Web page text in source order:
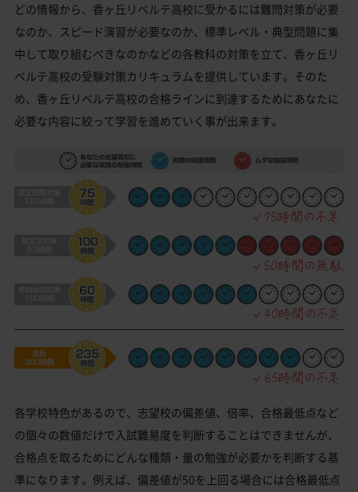
どの情報から、香ヶ丘リベルテ高校に受かるには難問対策が必要
なのか、スピード演習が必要なのか、標準レベル・典型問題に集
中して取り組むべきなのかなどの各教科の対策を立て、香ヶ丘リ
ベルテ高校の受験対策カリキュラムを提供しています。そのた
め、香ヶ丘リベルテ高校の合格ラインに到達するためにあなたに
必要な内容に絞って学習を進めていく事が出来ます。
各学校特色があるので、志望校の偏差値、倍率、合格最低点など
の個々の数値だけで入試難易度を判断することはできませんが、
合格点を取るためにどんな種類・量の勉強が必要かを判断する基
準になります。例えば、偏差値が50を上回る場合には合格最低点